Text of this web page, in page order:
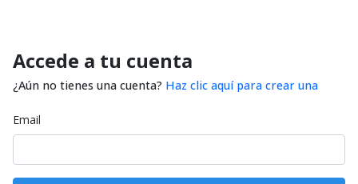
Accede a tu cuenta
¿Aún no tienes una cuenta? Haz clic aquí para crear una
Email